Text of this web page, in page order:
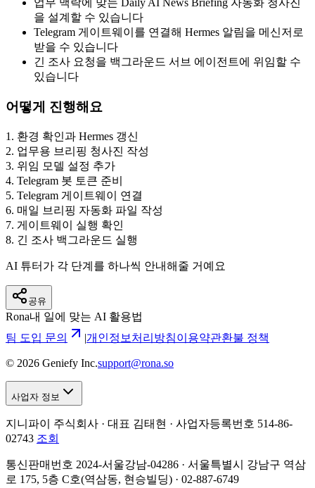
업무 맥락에 맞는 Daily AI News Briefing 자동화 청사진
을 설계할 수 있습니다
Telegram 게이트웨이를 연결해 Hermes 알림을 메신저로
받을 수 있습니다
긴 조사 요청을 백그라운드 서브 에이전트에 위임할 수
있습니다
어떻게 진행해요
1 . 환경 확인과 Hermes 갱신
2. 업무용 브리핑 청사진 작성
3. 위임 모델 설정 추가
4. Telegram 봇 토큰 준비
5. Telegram 게이트웨이 연결
6. 매일 브리핑 자동화 파일 작성
7. 게이트웨이 실행 확인
8. 긴 조사 백그라운드 실행
AI 튜터가 각 단계를 하나씩 안내해줄 거예요
공유
Rona내 일에 맞는 AI 활용법
팀 도입 문의
|개인정보처리방침이용약관환불 정책
© 2026 Geniefy Inc.support@rona.so
사업자 정보
지니파이 주식회사 · 대표 김태현 · 사업자등록번호 514-86-
02743 조회
통신판매번호 2024-서울강남-04286 · 서울특별시 강남구 역삼
로 175, 5층 C호(역삼동, 현승빌딩) · 02-887-6749